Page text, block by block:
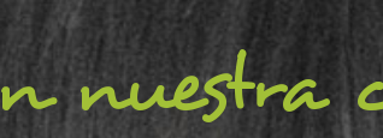
nuestra